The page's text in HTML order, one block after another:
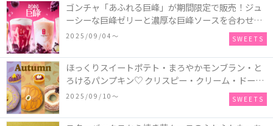
ゴンチャ「あふれる巨峰」が期間限定で販売！ジュ
ーシーな巨峰ゼリーと濃厚な巨峰ソースを合わせた
ミルクティー、ティーエード、ジェラッティー、ス
2025/09/04〜 SWEETS
ほっくりスイートポテト・まろやかモンブラン・と
ろけるパンプキン♡ クリスピー・クリーム・ドーナ
ツに“いも”“栗“”かぼちゃ“を使用し、秋らしい人気
2025/09/10〜 SWEETS